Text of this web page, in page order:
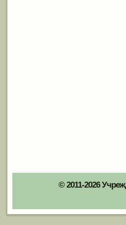
© 2011-2026